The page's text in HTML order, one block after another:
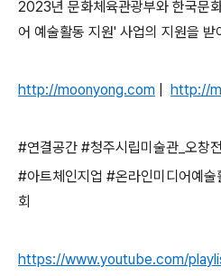
2023년 문화체육관광부와 한국문
어 예술활동 지원' 사업의 지원을 받
http://moonyong.com http://
#연결공간 #청주시립미술관_오창
#아트체인지업 #온라인미디어예
회
https://www.youtube.com/